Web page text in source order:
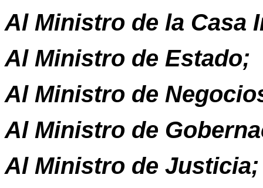
Al Ministro de la Casa
Al Ministro de Estado;
Al Ministro de
Al Ministro de
Al Ministro de Justicia;